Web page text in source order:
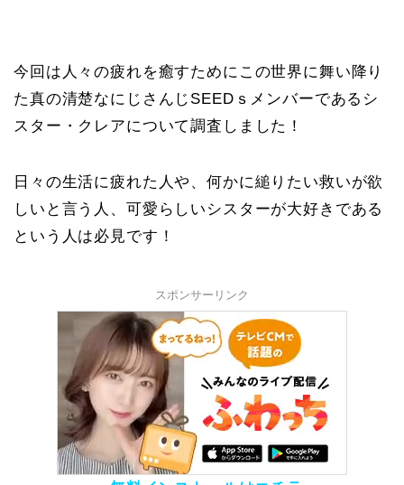
今回は人々の疲れを癒すためにこの世界に舞い降り
た真の清楚なにじさんじSEEDｓメンバーであるシ
スター・クレアについて調査しました！
日々の生活に疲れた人や、何かに縋りたい救いが欲
しいと言う人、可愛らしいシスターが大好きである
という人は必見です！
スポンサーリンク